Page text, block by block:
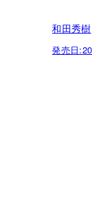
和田秀樹
発売日: